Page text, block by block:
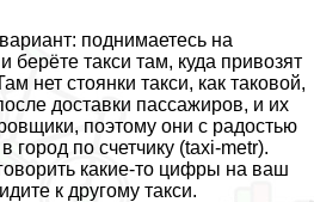
поднимаетесь на
берёте такси там, куда привозят
нет стоянки такси, как таковой,
доставки пассажиров, и их
поэтому они с радостью
город по счетчику (taxi-metr).
какие-то цифры на ваш
к другому такси.